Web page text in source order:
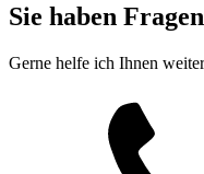
Sie haben
Gerne helfe ich Ihnen